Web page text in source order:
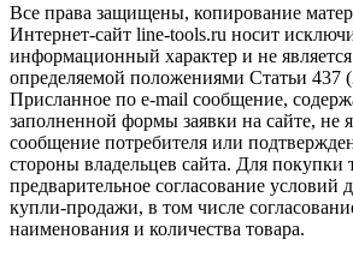
Все права защищены, копирование
Интернет-сайт line-tools.ru носит
информационный характер и не
определяемой положениями Статьи 437
Присланное по e-mail сообщение,
заполненной формы заявки на сайте, не
сообщение потребителя или
стороны владельцев сайта. Для покупки
предварительное согласование условий
купли-продажи, в том числе
наименования и количества товара.